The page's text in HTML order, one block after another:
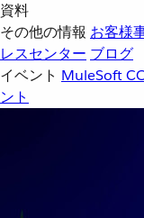
資料
その他の情報 お客様
レスセンター ブログ
イベント MuleSoft
ント